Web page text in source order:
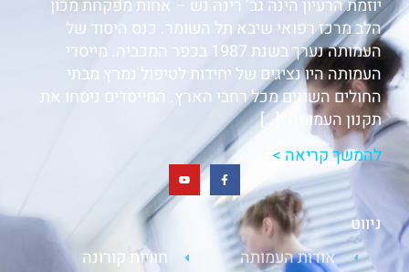
יוזמת הרעיון הינה גב’ רינה נש – אחות מפקחת מכון
הלב מרכז רפואי שיבא תל השומר. כנס היסוד של
העמותה נערך בשנת 1987 בכפר המכביה. מייסדי
העמותה היו נציגים של יחידות לטיפול נמרץ מבתי
החולים השונים מכל רחבי הארץ. המייסדים ניסחו את
תקנון העמותה. […]
להמשך קריאה >
ניווט
אודות העמותה
חוויות קורונה